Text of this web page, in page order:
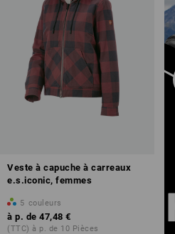
Veste à capuche à carreaux
e.s.iconic, femmes
5 couleurs
à p. de 47,48 €
(TTC) à p. de 10 Pièces